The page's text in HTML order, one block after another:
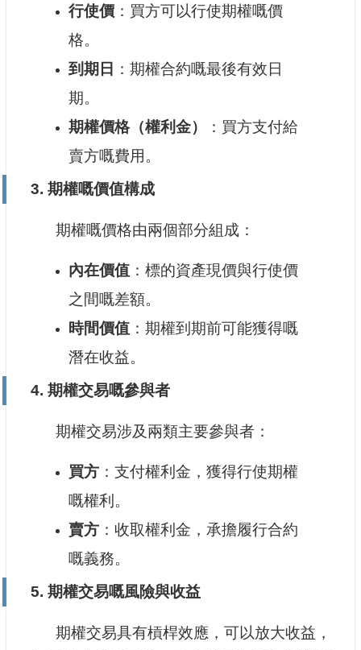
行使價：買方可以行使期權嘅價
格。
到期日 ：期權合約嘅最後有效日
期。
期權價格（權利金）
：買方支付給
賣方嘅費用。
3. 期權嘅價值構成
期權嘅價格由兩個部分組成：
內在價值：標的資產現價與行使價
之間嘅差額。
時間價值：期權到期前可能獲得嘅
潛在收益。
4. 期權交易嘅參與者
期權交易涉及兩類主要參與者：
買方：支付權利金，獲得行使期權
嘅權利。
賣方：收取權利金，承擔履行合約
嘅義務。
5. 期權交易嘅風險與收益
期權交易具有槓桿效應，可以放大收益，